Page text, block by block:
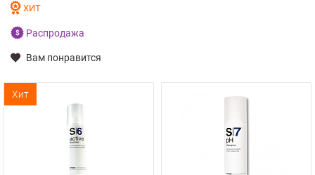
ХИТ
Распродажа
Вам понравится
Хит